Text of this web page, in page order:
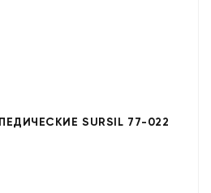
SURSIL 77-022